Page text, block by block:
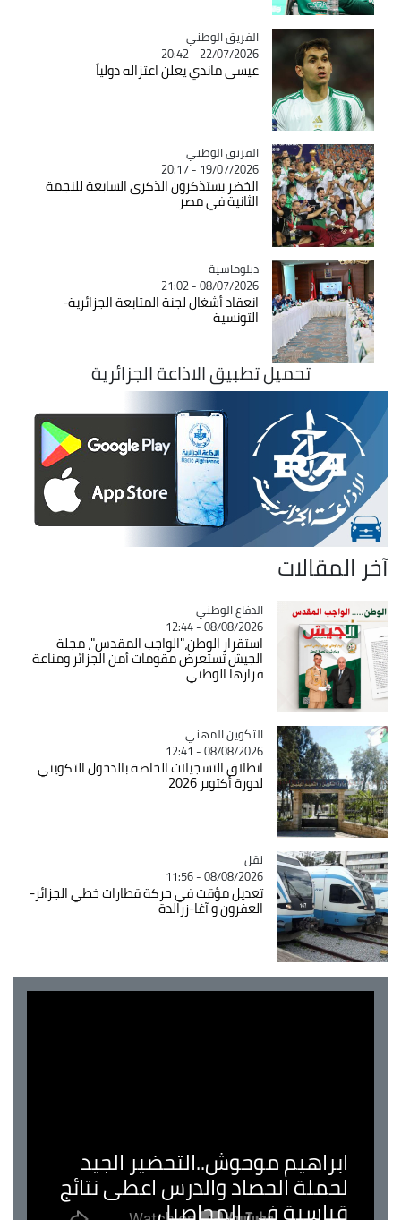
Catégorie
الفريق الوطني
22/07/2026 - 20:42
عيسى ماندي يعلن اعتزاله دولياً
Catégorie
الفريق الوطني
19/07/2026 - 20:17
الخضر يستذكرون الذكرى السابعة للنجمة
الثانية في مصر
Catégorie
دبلوماسية
08/07/2026 - 21:02
انعقاد أشغال لجنة المتابعة الجزائرية-
التونسية
تحميل تطبيق الاذاعة الجزائرية
آخر المقالات
Catégorie
الدفاع الوطني
08/08/2026 - 12:44
استقرار الوطن،"الواجب المقدس"، مجلة
الجيش تستعرض مقومات أمن الجزائر ومناعة
قرارها الوطني
Catégorie
التكوين المهني
08/08/2026 - 12:41
انطلاق التسجيلات الخاصة بالدخول التكويني
لدورة أكتوبر 2026
Catégorie
نقل
08/08/2026 - 11:56
تعديل مؤقت في حركة قطارات خطي الجزائر-
العفرون و آغا-زرالدة
ابراهيم موحوش..التحضير الجيد
لحملة الحصاد والدرس اعطى نتائج